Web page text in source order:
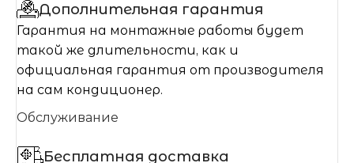
Дополнительная гарантия
Гарантия на монтажные работы будет
такой же длительности, как и
официальная гарантия от производителя
на сам кондиционер.
Обслуживание
Бесплатная доставка